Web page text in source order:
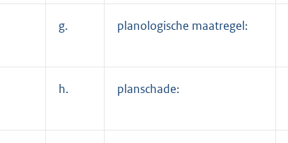
g. planologische maatregel:
h. planschade: